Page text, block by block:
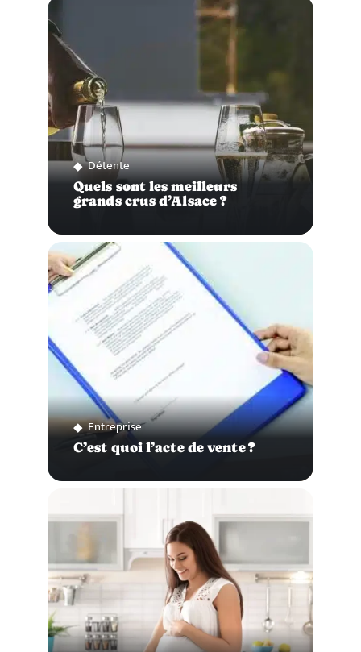
Détente
Quels sont les meilleurs
grands crus d’Alsace ?
Entreprise
C’est quoi l’acte de vente ?